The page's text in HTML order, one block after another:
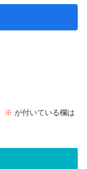
※ が付いている欄は